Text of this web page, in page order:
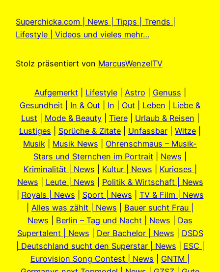
Superchicka.com | News | Tipps | Trends |
Lifestyle | Videos und vieles mehr…
Stolz präsentiert von MarcusWenzelTV
Aufgemerkt| Lifestyle| Astro Genuss
Gesundheit
In & Out In Out Leben
Liebe &
Lust| Mode & Beauty| Tiere| Urlaub & Reisen
Lustiges
Sprüche & Zitate Unfassbar Witze
Musik
Musik News
Ohrenschmaus – Musik-
Stars und Sternchen im Portrait
News
Kriminalität | News
Kultur | News
Kurioses |
News
Leute | News
Politik & Wirtschaft | News
Royals | News Sport | News
TV & Film | News
Alles was zählt | News
Bauer sucht Frau |
News
Berlin – Tag und Nacht | News
Das
Supertalent | News
Der Bachelor | News
DSDS
| Deutschland sucht den Superstar | News
ESC |
Eurovision Song Contest | News
GNTM |